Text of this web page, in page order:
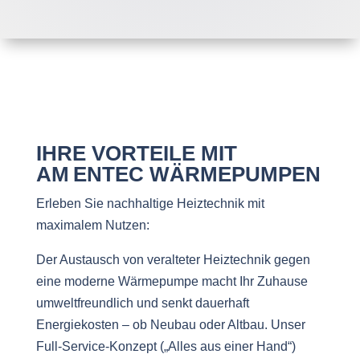
IHRE VORTEILE MIT
AM ENTEC WÄRMEPUMPEN
Erleben Sie nachhaltige Heiztechnik mit
maximalem Nutzen:
Der Austausch von veralteter Heiztechnik gegen
eine moderne Wärmepumpe macht Ihr Zuhause
umweltfreundlich und senkt dauerhaft
Energiekosten – ob Neubau oder Altbau. Unser
Full-Service-Konzept („Alles aus einer Hand“)